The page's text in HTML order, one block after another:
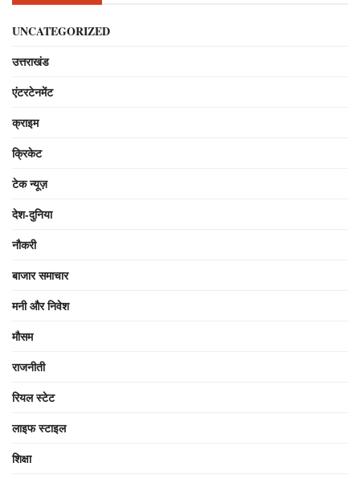
UNCATEGORIZED
उत्तराखंड
एंटरटेनमेंट
क्राइम
क्रिकेट
टेक न्यूज़
देश-दुनिया
नौकरी
बाजार समाचार
मनी और निवेश
मौसम
राजनीती
रियल स्टेट
लाइफ स्टाइल
शिक्षा